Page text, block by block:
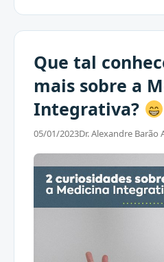
Que tal
mais sobre a
Integrativa?
05/01/2023Dr. Alexandre Barão